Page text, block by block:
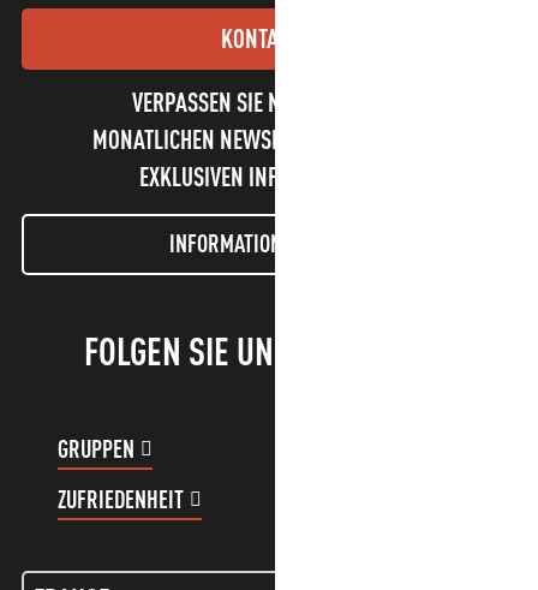
KONTAKT
VERPASSEN SIE NICHT UNSEREN
MONATLICHEN NEWSLETTER UND UNSERE
EXKLUSIVEN INFORMATIONEN!
INFORMATIONEN LETTER
FOLGEN SIE UNS!
GRUPPEN
ZUFRIEDENHEIT